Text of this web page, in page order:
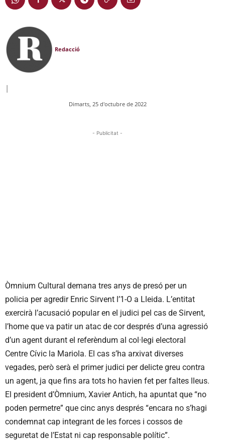
Redacció
|
Dimarts, 25 d'octubre de 2022
- Publicitat -
Òmnium Cultural demana tres anys de presó per un
policia per agredir Enric Sirvent l’1-O a Lleida. L’entitat
exercirà l’acusació popular en el judici pel cas de Sirvent,
l’home que va patir un atac de cor després d’una agressió
d’un agent durant el referèndum al col·legi electoral
Centre Cívic la Mariola. El cas s’ha arxivat diverses
vegades, però serà el primer judici per delicte greu contra
un agent, ja que fins ara tots ho havien fet per faltes lleus.
El president d’Òmnium, Xavier Antich, ha apuntat que “no
poden permetre” que cinc anys després “encara no s’hagi
condemnat cap integrant de les forces i cossos de
seguretat de l’Estat ni cap responsable polític”.